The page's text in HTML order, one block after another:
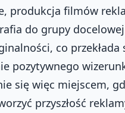
produkcja filmów
do grupy
co przekłada
pozytywnego
się więc miejscem,
przyszłość